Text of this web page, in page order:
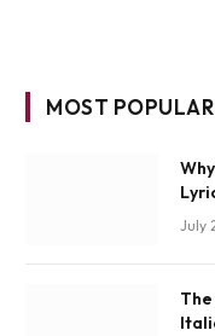
MOST POPULAR
July